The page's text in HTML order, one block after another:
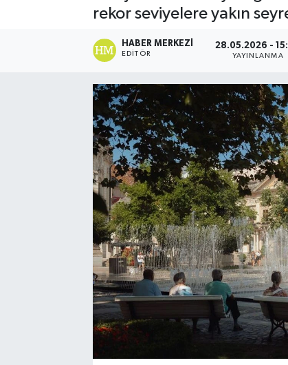
rekor seviyelere yakın
HABER MERKEZI
EDITÖR
28.05.2026 -
YAYINLANMA